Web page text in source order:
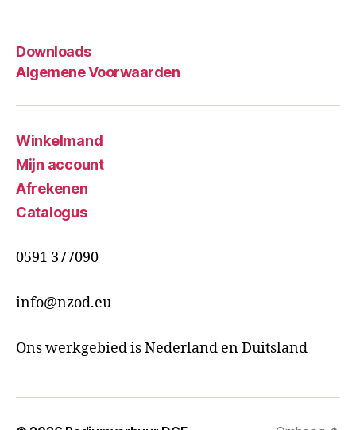
Downloads
Algemene Voorwaarden
Winkelmand
Mijn account
Afrekenen
Catalogus
0591 377090
info@nzod.eu
Ons werkgebied is Nederland en Duitsland